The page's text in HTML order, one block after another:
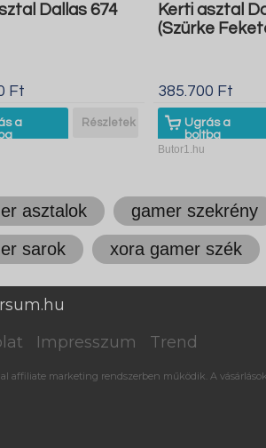
Dallas 674
Ft
a
Részletek
Kerti asztal
(Szürke
385.700 Ft
Ugrás a
boltba
Butor1.hu
asztalok gamer szekrény
sarok
xora gamer szék
Impresszum Trend
affiliate marketing rendszerben működik. A